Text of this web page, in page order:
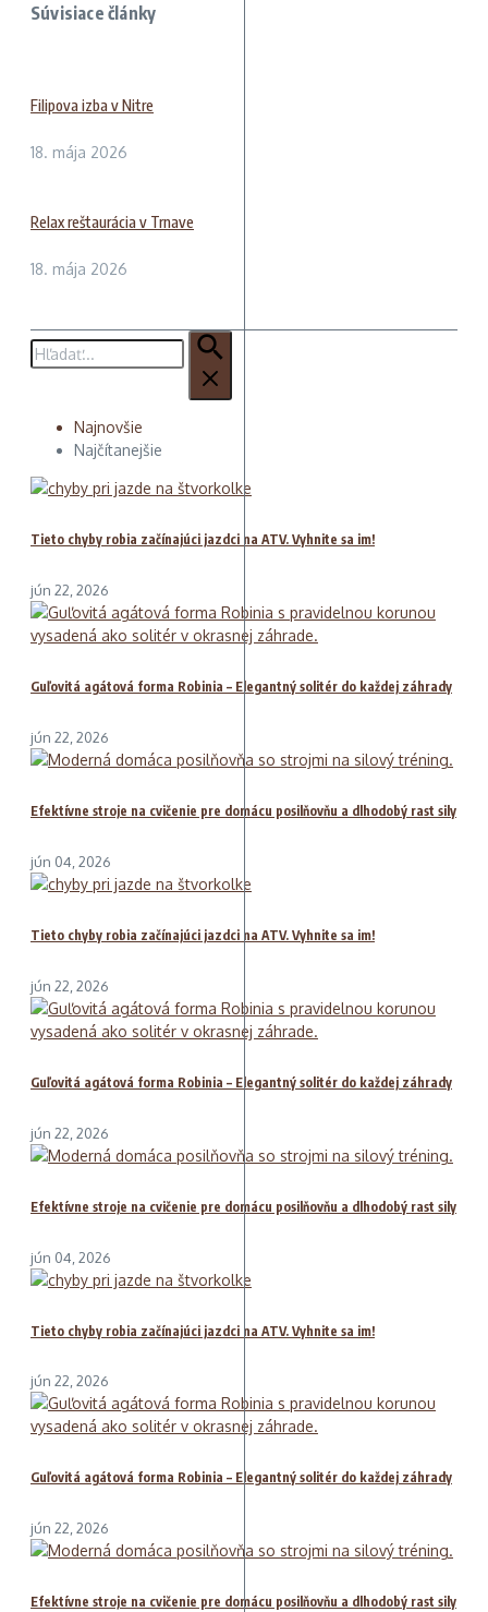
Súvisiace články
Filipova izba v Nitre
18. mája 2026
Relax reštaurácia v Trnave
18. mája 2026
Hľadať:
Najnovšie
Najčítanejšie
Tieto chyby robia začínajúci jazdci na ATV. Vyhnite sa im!
jún 22, 2026
Guľovitá agátová forma Robinia – Elegantný solitér do každej záhrady
jún 22, 2026
Efektívne stroje na cvičenie pre domácu posilňovňu a dlhodobý rast sily
jún 04, 2026
Tieto chyby robia začínajúci jazdci na ATV. Vyhnite sa im!
jún 22, 2026
Guľovitá agátová forma Robinia – Elegantný solitér do každej záhrady
jún 22, 2026
Efektívne stroje na cvičenie pre domácu posilňovňu a dlhodobý rast sily
jún 04, 2026
Tieto chyby robia začínajúci jazdci na ATV. Vyhnite sa im!
jún 22, 2026
Guľovitá agátová forma Robinia – Elegantný solitér do každej záhrady
jún 22, 2026
Efektívne stroje na cvičenie pre domácu posilňovňu a dlhodobý rast sily